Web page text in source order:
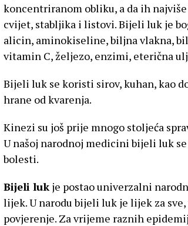
koncentriranom obliku, a da ih
cvijet, stabljika i listovi. Bijeli luk je
alicin, aminokiseline, biljna vlakna,
vitamin C, željezo, enzimi, eterična
Bijeli luk se koristi sirov, kuhan, kao
hrane od kvarenja.
Kinezi su još prije mnogo stoljeća
U našoj narodnoj medicini bijeli luk
bolesti.
Bijeli luk je postao univerzalni
lijek. U narodu bijeli luk je lijek za
povjerenje. Za vrijeme raznih